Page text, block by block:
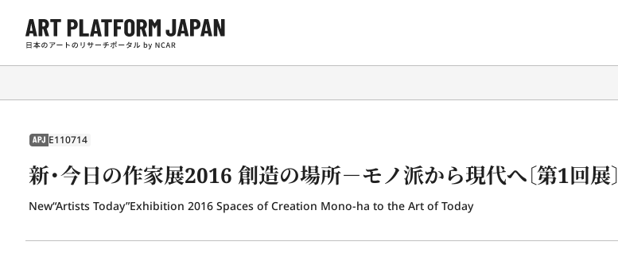
APJ E110714
新・今日の作家展2016 創造の場所－モノ派から現代へ〔第1回展〕
New“Artists Today”Exhibition 2016 Spaces of Creation Mono-ha to the Art of Today